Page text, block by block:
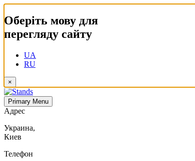
Оберіть мову для
перегляду сайту
UA
RU
×
Primary Menu
Адрес
Украина,
Киев
Телефон